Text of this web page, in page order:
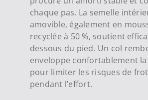
chaque pas. La semelle
amovible, également en
recyclée à 50 %, soutient
dessous du pied. Un col
enveloppe confortablement
pour limiter les risques de
pendant l’effort.